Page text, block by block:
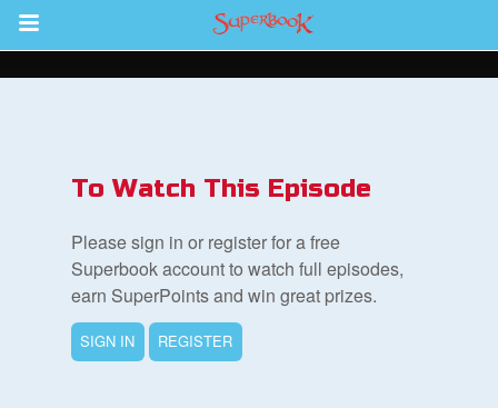
Return to Content
To Watch This Episode
Please sign in or register for a free
Superbook account to watch full episodes,
earn SuperPoints and win great prizes.
SIGN IN REGISTER